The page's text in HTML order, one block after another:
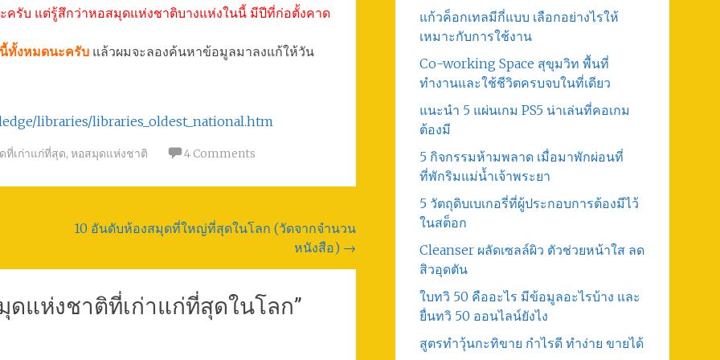
ครับ แต่รู้สึกว่าหอสมุดแห่งชาติบางแห่งในนี้ มีปีที่ก่อตั้งคาด
ทั้งหมดนะครับ แล้วผมจะลองค้นหาข้อมูลมาลงแก้ให้วัน
libraries/libraries_oldest_national.htm
ที่เก่าแก่ที่สุด, หอสมุดแห่งชาติ 4 Comments
10 อันดับห้องสมุดที่ใหญ่ที่สุดในโลก (วัดจากจำนวน
หนังสือ) →
แห่งชาติที่เก่าแก่ที่สุดในโลก”
แก้วค็อกเทลมีกี่แบบ เลือกอย่างไรให้
เหมาะกับการใช้งาน
Co-working Space สุขุมวิท พื้นที่
ทำงานและใช้ชีวิตครบจบในที่เดียว
แนะนำ 5 แผ่นเกม PS5 น่าเล่นที่คอเกม
ต้องมี
5 กิจกรรมห้ามพลาด เมื่อมาพักผ่อนที่
ที่พักริมแม่น้ำเจ้าพระยา
5 วัตถุดิบเบเกอรี่ที่ผู้ประกอบการต้องมีไว้
ในสต็อก
Cleanser ผลัดเซลล์ผิว ตัวช่วยหน้าใส ลด
สิวอุดตัน
ใบทวิ 50 คืออะไร มีข้อมูลอะไรบ้าง และ
ยื่นทวิ 50 ออนไลน์ยังไง
สูตรทําวุ้นกะทิขาย กำไรดี ทำง่าย ขายได้